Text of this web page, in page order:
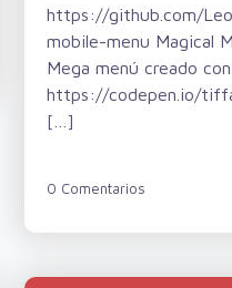
https://github.com/
mobile-menu Magical
Mega menú creado
https://codepen.io/
[…]
0 Comentarios